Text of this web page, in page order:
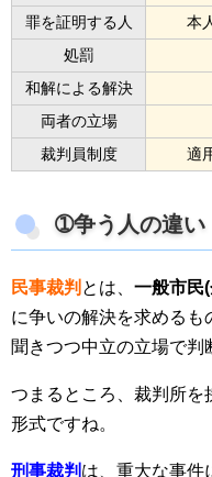
罪を証明する人
本
処罰
和解による解決
両者の立場
裁判員制度
適
➀争う人の違い
民事裁判 とは、 一般市民
に争いの解決を求めるも
聞きつつ中立の立場で判
つまるところ、裁判所を
形式ですね。
刑事裁判 は、重大な事件